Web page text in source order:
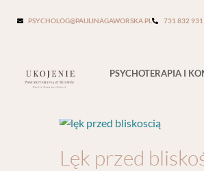
PSYCHOLOG@PAULINAGAWORSKA.PL 731 832 931
PSYCHOTERAPIA I
Tag:toksyczne
Lęk przed